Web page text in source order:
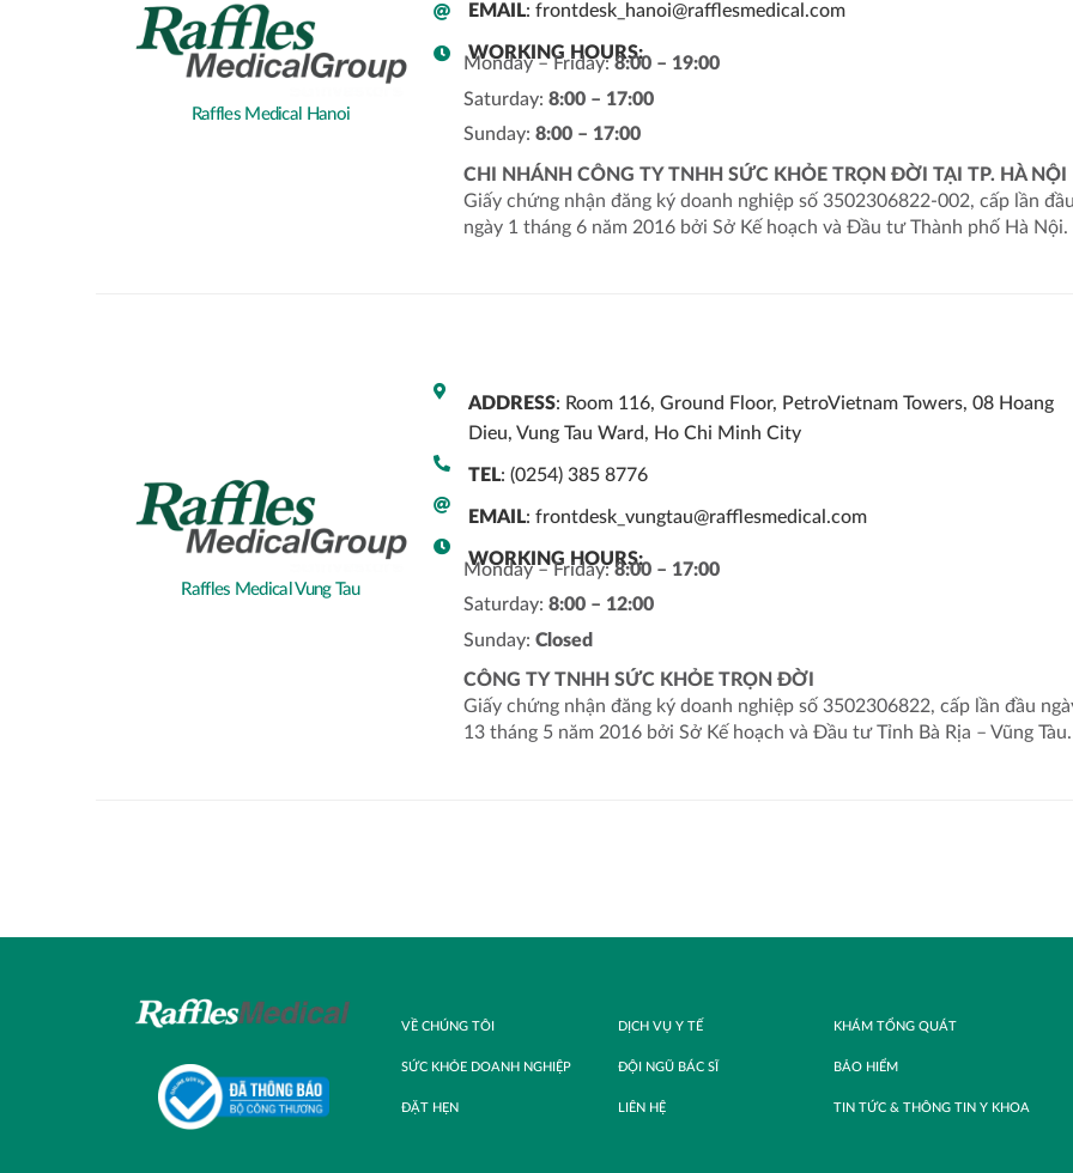
Raffles Medical Hanoi
EMAIL: frontdesk_hanoi@rafflesmedical.com
WORKING HOURS:
Monday – Friday:8:00 – 19:00
Saturday:8:00 – 17:00
Sunday:8:00 – 17:00
CHI NHÁNH CÔNG TY TNHH SỨC KHỎE TRỌN ĐỜI TẠI TP. HÀ NỘI
Giấy chứng nhận đăng ký doanh nghiệp số 3502306822-002, cấp lần
ngày 1 tháng 6 năm 2016 bởi Sở Kế hoạch và Đầu tư Thành phố Hà Nội.
Raffles Medical Vung Tau
ADDRESS: Room 116, Ground Floor, PetroVietnam Towers, 08 Hoang
Dieu, Vung Tau Ward, Ho Chi Minh City
TEL: (0254) 385 8776
EMAIL: frontdesk_vungtau@rafflesmedical.com
WORKING HOURS:
Monday – Friday:8:00 – 17:00
Saturday:8:00 – 12:00
Sunday:Closed
CÔNG TY TNHH SỨC KHỎE TRỌN ĐỜI
Giấy chứng nhận đăng ký doanh nghiệp số 3502306822, cấp lần đầu
13 tháng 5 năm 2016 bởi Sở Kế hoạch và Đầu tư Tỉnh Bà Rịa – Vũng Tàu.
VỀ CHÚNG TÔI DỊCH VỤ Y TẾ KHÁM TỔNG QUÁT
SỨC KHỎE DOANH NGHIỆP ĐỘI NGŨ BÁC SĨ BẢO HIỂM
ĐẶT HẸN LIÊN HỆ TIN TỨC & THÔNG TIN Y KHOA